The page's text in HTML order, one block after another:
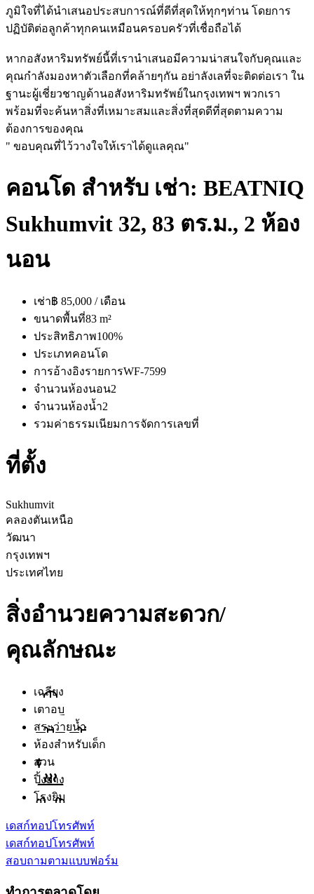
ภูมิใจที่ได้นำเสนอประสบการณ์ที่ดีที่สุดให้ทุกๆท่าน โดยการ
ปฏิบัติต่อลูกค้าทุกคนเหมือนครอบครัวที่เชื่อถือได้
หากอสังหาริมทรัพย์นี้ที่เรานำเสนอมีความน่าสนใจกับคุณและ
คุณกำลังมองหาตัวเลือกที่คล้ายๆกัน อย่าลังเลที่จะติดต่อเรา ใน
ฐานะผู้เชี่ยวชาญด้านอสังหาริมทรัพย์ในกรุงเทพฯ พวกเรา
พร้อมที่จะค้นหาสิ่งที่เหมาะสมและสิ่งที่สุดดีที่สุดตามความ
ต้องการของคุณ
" ขอบคุณที่ไว้วางใจให้เราได้ดูแลคุณ"
คอนโด สำหรับ เช่า: BEATNIQ
Sukhumvit 32, 83 ตร.ม., 2 ห้อง
นอน
เช่า฿ 85,000 / เดือน
ขนาดพื้นที่83 m²
ประสิทธิภาพ100%
ประเภทคอนโด
การอ้างอิงรายการWF-7599
จำนวนห้องนอน2
จำนวนห้องน้ำ2
รวมค่าธรรมเนียมการจัดการเลขที่
ที่ตั้ง
Sukhumvit
คลองตันเหนือ
วัฒนา
กรุงเทพฯ
ประเทศไทย
สิ่งอำนวยความสะดวก/
คุณลักษณะ
เฉลียง
เตาอบ
สระว่ายน้ำ
ห้องสำหรับเด็ก
สวน
ปิ้งย่าง
โรงยิม
เดสก์ทอปโทรศัพท์
เดสก์ทอปโทรศัพท์
สอบถามตามแบบฟอร์ม